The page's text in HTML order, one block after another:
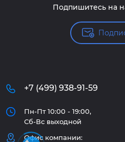
Подпишитесь на
+7 (499) 938-91-59
Пн-Пт 10:00 - 19:00,
Сб-Вс выходной
Офис компании: